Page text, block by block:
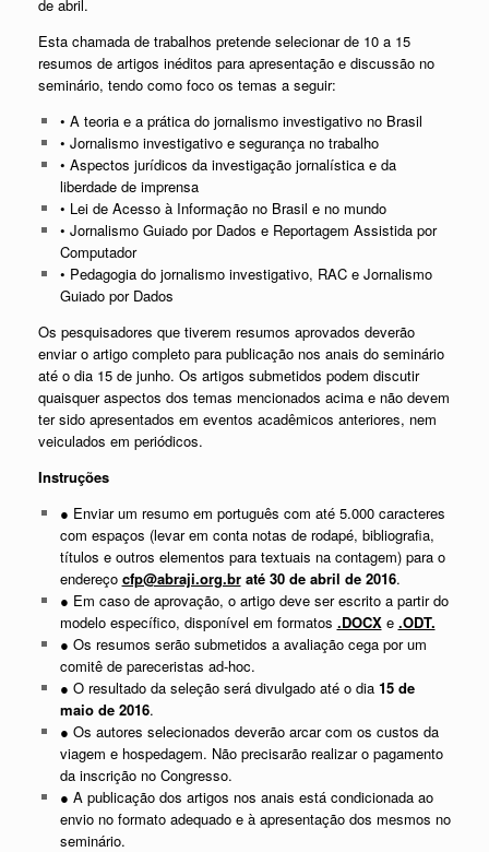
de abril.
Esta chamada de trabalhos pretende selecionar de 10 a 15
resumos de artigos inéditos para apresentação e discussão no
seminário, tendo como foco os temas a seguir:
• A teoria e a prática do jornalismo investigativo no Brasil
• Jornalismo investigativo e segurança no trabalho
• Aspectos jurídicos da investigação jornalística e da
liberdade de imprensa
• Lei de Acesso à Informação no Brasil e no mundo
• Jornalismo Guiado por Dados e Reportagem Assistida por
Computador
• Pedagogia do jornalismo investigativo, RAC e Jornalismo
Guiado por Dados
Os pesquisadores que tiverem resumos aprovados deverão
enviar o artigo completo para publicação nos anais do seminário
até o dia 15 de junho. Os artigos submetidos podem discutir
quaisquer aspectos dos temas mencionados acima e não devem
ter sido apresentados em eventos acadêmicos anteriores, nem
veiculados em periódicos.
Instruções
● Enviar um resumo em português com até 5.000 caracteres
com espaços (levar em conta notas de rodapé, bibliografia,
títulos e outros elementos para textuais na contagem) para o
endereço cfp@abraji.org.braté 30 de abril de 2016.
● Em caso de aprovação, o artigo deve ser escrito a partir do
modelo específico, disponível em formatos .DOCXe .ODT.
● Os resumos serão submetidos a avaliação cega por um
comitê de pareceristas ad-hoc.
● O resultado da seleção será divulgado até o dia 15 de
maio de 2016.
● Os autores selecionados deverão arcar com os custos da
viagem e hospedagem. Não precisarão realizar o pagamento
da inscrição no Congresso.
● A publicação dos artigos nos anais está condicionada ao
envio no formato adequado e à apresentação dos mesmos no
seminário.